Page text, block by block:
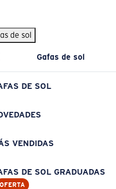
de sol
Gafas de sol
DE SOL
VENDIDAS
DE SOL GRADUADAS
OFERTA
Exclusivo